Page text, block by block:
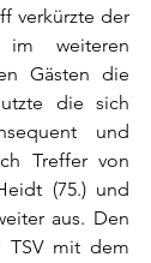
verkürzte der
weiteren
Gästen die
die sich
und
Treffer von
(75.) und
aus. Den
TSV mit dem